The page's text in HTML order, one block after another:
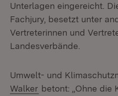
Unterlagen eingereicht.
Fachjury, besetzt unter
Vertreterinnen und
Landesverbände.
Umwelt- und
Walker betont: „Ohne die